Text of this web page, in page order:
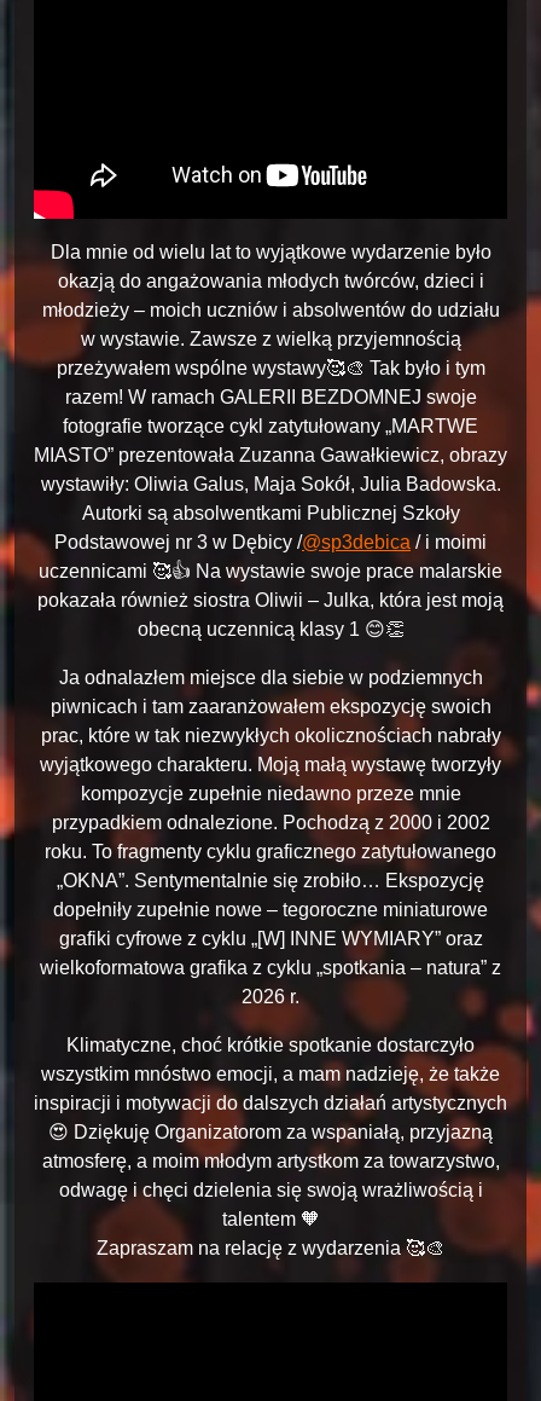
Dla mnie od wielu lat to wyjątkowe wydarzenie było
okazją do angażowania młodych twórców, dzieci i
młodzieży – moich uczniów i absolwentów do udziału
w wystawie. Zawsze z wielką przyjemnością
przeżywałem wspólne wystawy🥰🎨 Tak było i tym
razem! W ramach GALERII BEZDOMNEJ swoje
fotografie tworzące cykl zatytułowany „MARTWE
MIASTO” prezentowała Zuzanna Gawałkiewicz, obrazy
wystawiły: Oliwia Galus, Maja Sokół, Julia Badowska.
Autorki są absolwentkami Publicznej Szkoły
Podstawowej nr 3 w Dębicy /‪@sp3debica‬/ i moimi
uczennicami 🥰👍 Na wystawie swoje prace malarskie
pokazała również siostra Oliwii – Julka, która jest moją
obecną uczennicą klasy 1 😊👏
Ja odnalazłem miejsce dla siebie w podziemnych
piwnicach i tam zaaranżowałem ekspozycję swoich
prac, które w tak niezwykłych okolicznościach nabrały
wyjątkowego charakteru. Moją małą wystawę tworzyły
kompozycje zupełnie niedawno przeze mnie
przypadkiem odnalezione. Pochodzą z 2000 i 2002
roku. To fragmenty cyklu graficznego zatytułowanego
„OKNA”. Sentymentalnie się zrobiło… Ekspozycję
dopełniły zupełnie nowe – tegoroczne miniaturowe
grafiki cyfrowe z cyklu „[W] INNE WYMIARY” oraz
wielkoformatowa grafika z cyklu „spotkania – natura” z
2026 r.
Klimatyczne, choć krótkie spotkanie dostarczyło
wszystkim mnóstwo emocji, a mam nadzieję, że także
inspiracji i motywacji do dalszych działań artystycznych
😍 Dziękuję Organizatorom za wspaniałą, przyjazną
atmosferę, a moim młodym artystkom za towarzystwo,
odwagę i chęci dzielenia się swoją wrażliwością i
talentem 🧡
Zapraszam na relację z wydarzenia 🥰🎨